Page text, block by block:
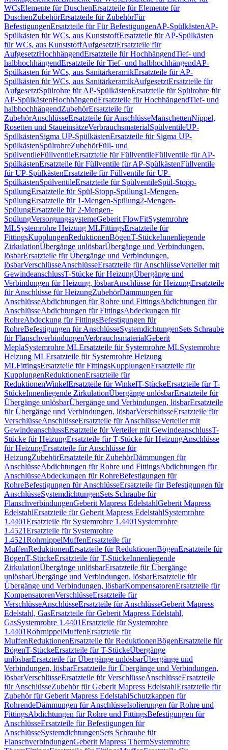
WCsElemente für DuschenErsatzteile für Elemente für
DuschenZubehörErsatzteile für ZubehörFür
BefestigungenErsatzteile für Für BefestigungenAP-SpülkästenAP-
Spülkästen für WCs, aus KunststoffErsatzteile für AP-Spülkästen
für WCs, aus KunststoffAufgesetztErsatzteile für
AufgesetztHochhängendErsatzteile für HochhängendTief- und
halbhochhängendErsatzteile für Tief- und halbhochhängendAP-
Spülkästen für WCs, aus SanitärkeramikErsatzteile für AP-
Spülkästen für WCs, aus SanitärkeramikAufgesetztErsatzteile für
AufgesetztSpülrohre für AP-SpülkästenErsatzteile für Spülrohre für
AP-SpülkästenHochhängendErsatzteile für HochhängendTief- und
halbhochhängendZubehörErsatzteile für
ZubehörAnschlüsseErsatzteile für AnschlüsseManschettenNippel,
Rosetten und StaueinsätzeVerbrauchsmaterialSpülventileUP-
SpülkästenSigma UP-SpülkästenErsatzteile für Sigma UP-
SpülkästenSpülrohreZubehörFüll- und
SpülventileFüllventileErsatzteile für FüllventileFüllventile für AP-
SpülkästenErsatzteile für Füllventile für AP-SpülkästenFüllventile
für UP-SpülkästenErsatzteile für Füllventile für UP-
SpülkästenSpülventileErsatzteile für SpülventileSpül-Stopp-
SpülungErsatzteile für Spül-Stopp-Spülung1-Mengen-
SpülungErsatzteile für 1-Mengen-Spülung2-Mengen-
SpülungErsatzteile für 2-Mengen-
SpülungVersorgungssystemeGeberit FlowFitSystemrohre
MLSystemrohre Heizung MLFittingsErsatzteile für
FittingsKupplungenReduktionenBögenT-StückeInnenliegende
ZirkulationÜbergänge unlösbarÜbergänge und Verbindungen,
lösbarErsatzteile für Übergänge und Verbindungen,
lösbarVerschlüsseAnschlüsseErsatzteile für AnschlüsseVerteiler mit
GewindeanschlussT-Stücke für HeizungÜbergänge und
Verbindungen für Heizung, lösbarAnschlüsse für HeizungErsatzteile
für Anschlüsse für HeizungZubehörDämmungen für
AnschlüsseAbdichtungen für Rohre und FittingsAbdichtungen für
AnschlüsseAbdichtungen für FittingsAbdeckungen für
RohreAbdeckung für FittingsBefestigungen für
RohreBefestigungen für AnschlüsseSystemdichtungenSets Schraube
für FlanschverbindungenVerbrauchsmaterialGeberit
MeplaSystemrohre MLErsatzteile für Systemrohre MLSystemrohre
Heizung MLErsatzteile für Systemrohre Heizung
MLFittingsErsatzteile für FittingsKupplungenErsatzteile für
KupplungenReduktionenErsatzteile für
ReduktionenWinkelErsatzteile für WinkelT-StückeErsatzteile für T-
StückeInnenliegende ZirkulationÜbergänge unlösbarErsatzteile für
Übergänge unlösbarÜbergänge und Verbindungen, lösbarErsatzteile
für Übergänge und Verbindungen, lösbarVerschlüsseErsatzteile für
VerschlüsseAnschlüsseErsatzteile für AnschlüsseVerteiler mit
GewindeanschlussErsatzteile für Verteiler mit GewindeanschlussT-
Stücke für HeizungErsatzteile für T-Stücke für HeizungAnschlüsse
für HeizungErsatzteile für Anschlüsse für
HeizungZubehörErsatzteile für ZubehörDämmungen für
AnschlüsseAbdichtungen für Rohre und FittingsAbdichtungen für
AnschlüsseAbdeckungen für RohreBefestigungen für
RohreBefestigungen für AnschlüsseErsatzteile für Befestigungen für
AnschlüsseSystemdichtungenSets Schraube für
FlanschverbindungenGeberit Mapress EdelstahlGeberit Mapress
EdelstahlErsatzteile für Geberit Mapress EdelstahlSystemrohre
1.4401Ersatzteile für Systemrohre 1.4401 Systemrohre
1.4521Ersatzteile für Systemrohre
1.4521RohrnippelMuffenErsatzteile für
MuffenReduktionenErsatzteile für ReduktionenBögenErsatzteile für
BögenT-StückeErsatzteile für T-StückeInnenliegende
ZirkulationÜbergänge unlösbarErsatzteile für Übergänge
unlösbarÜbergänge und Verbindungen, lösbarErsatzteile für
Übergänge und Verbindungen, lösbarKompensatorenErsatzteile für
KompensatorenVerschlüsseErsatzteile für
VerschlüsseAnschlüsseErsatzteile für AnschlüsseGeberit Mapress
Edelstahl, GasErsatzteile für Geberit Mapress Edelstahl,
GasSystemrohre 1.4401Ersatzteile für Systemrohre
1.4401RohrnippelMuffenErsatzteile für
MuffenReduktionenErsatzteile für ReduktionenBögenErsatzteile für
BögenT-StückeErsatzteile für T-StückeÜbergänge
unlösbarErsatzteile für Übergänge unlösbarÜbergänge und
Verbindungen, lösbarErsatzteile für Übergänge und Verbindungen,
lösbarVerschlüsseErsatzteile für VerschlüsseAnschlüsseErsatzteile
für AnschlüsseZubehör für Geberit Mapress EdelstahlErsatzteile für
Zubehör für Geberit Mapress EdelstahlSchutzkappen für
RohrendeDämmungen für AnschlüsseIsolierungen für Rohre und
FittingsAbdichtungen für Rohre und FittingsBefestigungen für
AnschlüsseErsatzteile für Befestigungen für
AnschlüsseSystemdichtungenSets Schraube für
FlanschverbindungenGeberit Mapress ThermSystemrohre